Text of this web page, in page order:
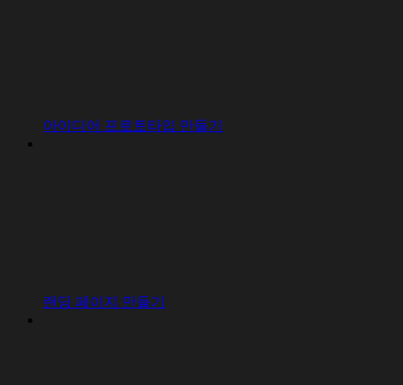
아이디어 프로토타입 만들기
랜딩 페이지 만들기